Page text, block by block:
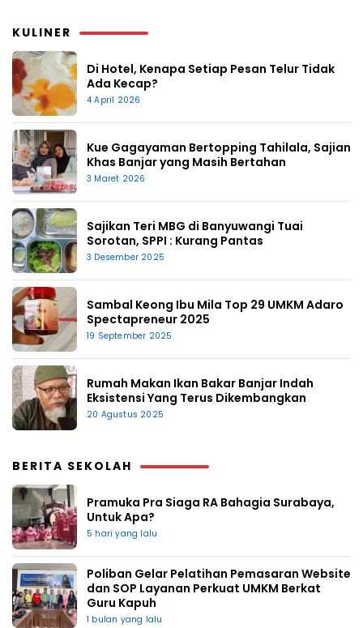
KULINER
Di Hotel, Kenapa Setiap Pesan Telur Tidak
Ada Kecap?
4 April 2026
Kue Gagayaman Bertopping Tahilala, Sajian
Khas Banjar yang Masih Bertahan
3 Maret 2026
Sajikan Teri MBG di Banyuwangi Tuai
Sorotan, SPPI : Kurang Pantas
3 Desember 2025
Sambal Keong Ibu Mila Top 29 UMKM Adaro
Spectapreneur 2025
19 September 2025
Rumah Makan Ikan Bakar Banjar Indah
Eksistensi Yang Terus Dikembangkan
20 Agustus 2025
BERITA SEKOLAH
Pramuka Pra Siaga RA Bahagia Surabaya,
Untuk Apa?
5 hari yang lalu
Poliban Gelar Pelatihan Pemasaran Website
dan SOP Layanan Perkuat UMKM Berkat
Guru Kapuh
1 bulan yang lalu